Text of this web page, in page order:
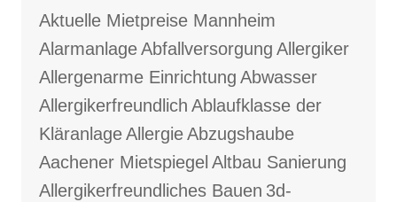
Aktuelle Mietpreise Mannheim
AlarmanlageAbfallversorgung Allergiker
Allergenarme Einrichtung Abwasser
Allergikerfreundlich Ablaufklasse der
KläranlageAllergieAbzugshaube
Aachener Mietspiegel Altbau Sanierung
Allergikerfreundliches Bauen 3d-